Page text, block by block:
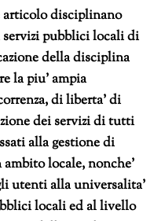
articolo disciplinano
servizi pubblici locali di
della disciplina
la piu’ ampia
di liberta’ di
dei servizi di tutti
alla gestione di
locale, nonche’
utenti alla universalita’
locali ed al livello